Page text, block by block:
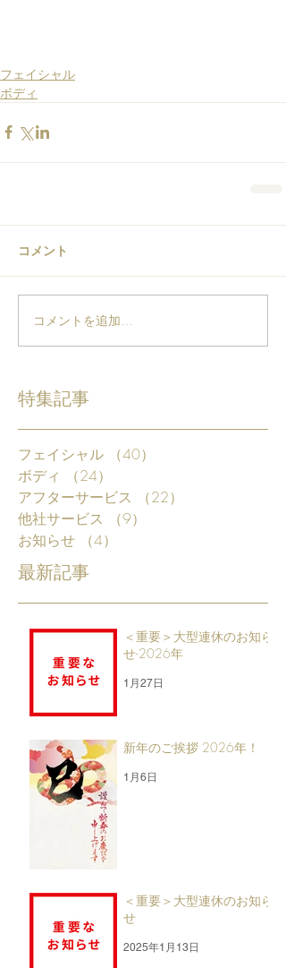
フェイシャル
ボディ
コメント
コメントを追加…
特集記事
フェイシャル （40）
ボディ
（24）
アフターサービス
（22）
他社サービス
（9）
お知らせ
（4）
最新記事
＜重要＞大型連休のお知ら
せ-2026年
1月27日
新年のご挨拶 2026年！
1月6日
＜重要＞大型連休のお知ら
せ
2025年1月13日